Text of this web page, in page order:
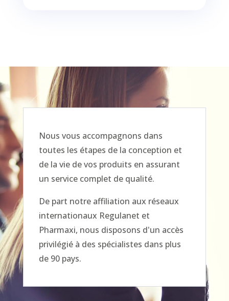
Nous vous accompagnons dans
toutes les étapes de la conception et
de la vie de vos produits en assurant
un service complet de qualité.
De part notre affiliation aux réseaux
internationaux Regulanet et
Pharmaxi, nous disposons d'un accès
privilégié à des spécialistes dans plus
de 90 pays.